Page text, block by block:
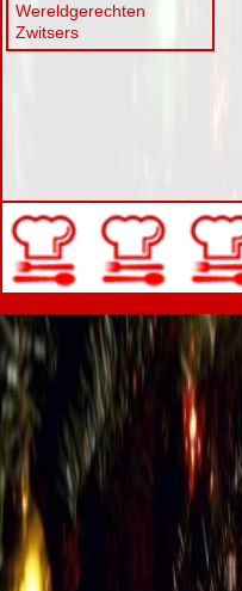
Wereldgerechten
Zwitsers